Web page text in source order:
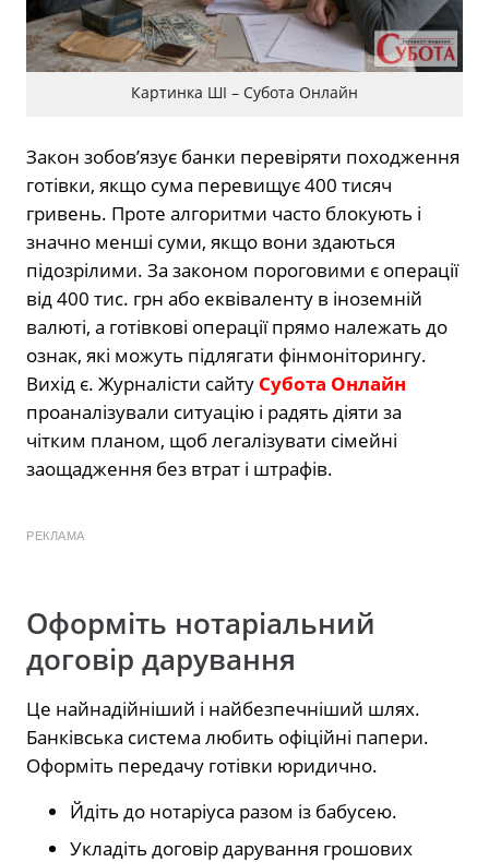
Картинка ШІ – Субота Онлайн
Закон зобов’язує банки перевіряти походження
готівки, якщо сума перевищує 400 тисяч
гривень. Проте алгоритми часто блокують і
значно менші суми, якщо вони здаються
підозрілими. За законом пороговими є операції
від 400 тис. грн або еквіваленту в іноземній
валюті, а готівкові операції прямо належать до
ознак, які можуть підлягати фінмоніторингу.
Вихід є. Журналісти сайту Субота Онлайн
проаналізували ситуацію і радять діяти за
чітким планом, щоб легалізувати сімейні
заощадження без втрат і штрафів.
РЕКЛАМА
Оформіть нотаріальний
договір дарування
Це найнадійніший і найбезпечніший шлях.
Банківська система любить офіційні папери.
Оформіть передачу готівки юридично.
Йдіть до нотаріуса разом із бабусею.
Укладіть договір дарування грошових